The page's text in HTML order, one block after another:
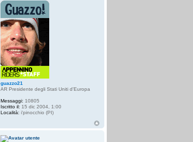
guazzo21
AR Presidente degli Stati Uniti d'Europa
Messaggi: 10805
Iscritto il: 15 dic 2004, 1:00
Località: i'pinocchio (PI)